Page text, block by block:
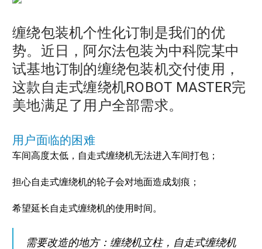
缠绕包装机个性化订制是我们的优
势。近日，阿尔法包装为中科院某中
试基地订制的缠绕包装机交付使用，
这款自走式缠绕机ROBOT MASTER完
美地满足了用户全部需求。
用户面临的困难
车间高度太低，自走式缠绕机无法进入车间打包；
担心自走式缠绕机的轮子会对地面造成划痕；
希望延长自走式缠绕机的使用时间。
需要改造的地方：缠绕机立柱，自走式缠绕机